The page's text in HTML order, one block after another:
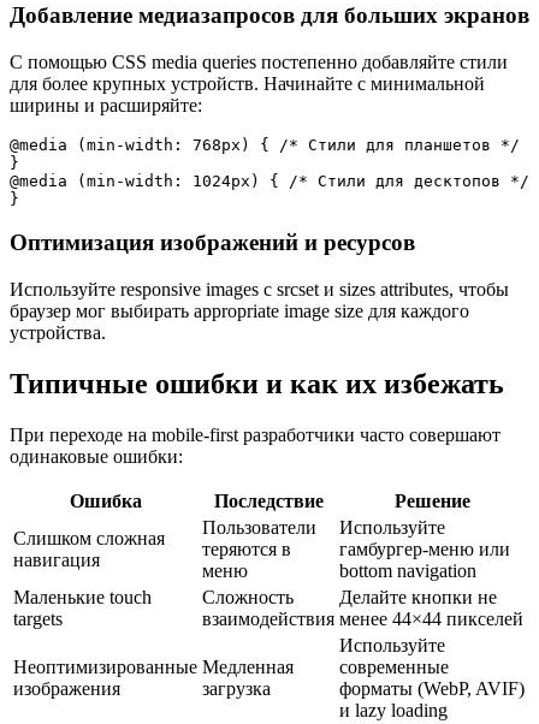
Добавление медиазапросов для больших экранов
С помощью CSS media queries постепенно добавляйте стили
для более крупных устройств. Начинайте с минимальной
ширины и расширяйте:
@media (min-width: 768px) { /* Стили для планшетов */
}
@media (min-width: 1024px) { /* Стили для десктопов */
}
Оптимизация изображений и ресурсов
Используйте responsive images с srcset и sizes attributes, чтобы
браузер мог выбирать appropriate image size для каждого
устройства.
Типичные ошибки и как их избежать
При переходе на mobile-first разработчики часто совершают
одинаковые ошибки:
Ошибка Последствие
Решение
Слишком сложная
навигация
Пользователи
теряются в
меню
Используйте
гамбургер-меню или
bottom navigation
Маленькие touch
targets
Сложность
взаимодействия
Делайте кнопки не
менее 44×44 пикселей
Неоптимизированные
изображения
Медленная
загрузка
Используйте
современные
форматы (WebP, AVIF)
и lazy loading